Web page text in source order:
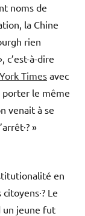
noms de
la Chine
rien
c’est-à-dire
Times avec
porter le même
venait à se
»
en
Le
un jeune fut